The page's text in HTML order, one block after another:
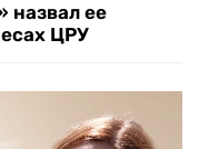
назвал ее
ЦРУ